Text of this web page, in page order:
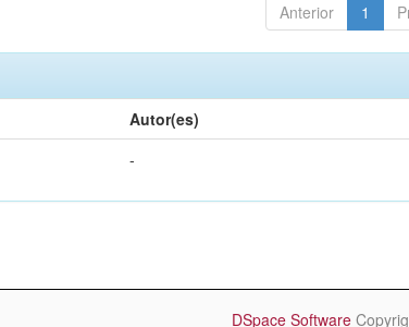
Anterior 1
Autor(es)
-
DSpace Software